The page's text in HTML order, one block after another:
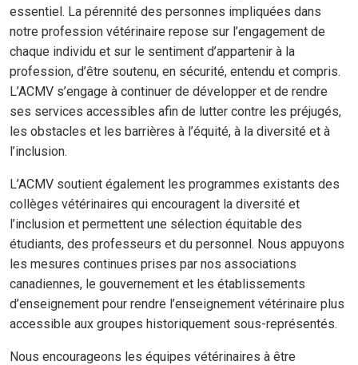
essentiel. La pérennité des personnes impliquées dans
notre profession vétérinaire repose sur l’engagement de
chaque individu et sur le sentiment d’appartenir à la
profession, d’être soutenu, en sécurité, entendu et compris.
L’ACMV s’engage à continuer de développer et de rendre
ses services accessibles afin de lutter contre les préjugés,
les obstacles et les barrières à l’équité, à la diversité et à
l’inclusion.
L’ACMV soutient également les programmes existants des
collèges vétérinaires qui encouragent la diversité et
l’inclusion et permettent une sélection équitable des
étudiants, des professeurs et du personnel. Nous appuyons
les mesures continues prises par nos associations
canadiennes, le gouvernement et les établissements
d’enseignement pour rendre l’enseignement vétérinaire plus
accessible aux groupes historiquement sous-représentés.
Nous encourageons les équipes vétérinaires à être